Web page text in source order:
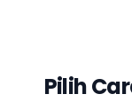
Pilih